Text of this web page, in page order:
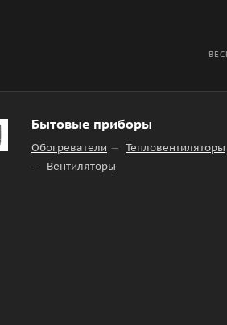
Бытовые приборы
Обогреватели
Тепловентиляторы
Вентиляторы